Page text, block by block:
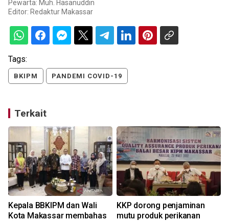
Pewarta: Muh. Hasanuddin
Editor: Redaktur Makassar
Tags:
BKIPM PANDEMI COVID-19
Terkait
Kepala BBKIPM dan Wali
Kota Makassar membahas
KKP dorong penjaminan
mutu produk perikanan